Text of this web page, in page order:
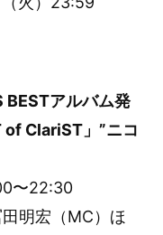
アルバム発
of ClariST」”ニコ
〜22:30
明宏（MC）ほ